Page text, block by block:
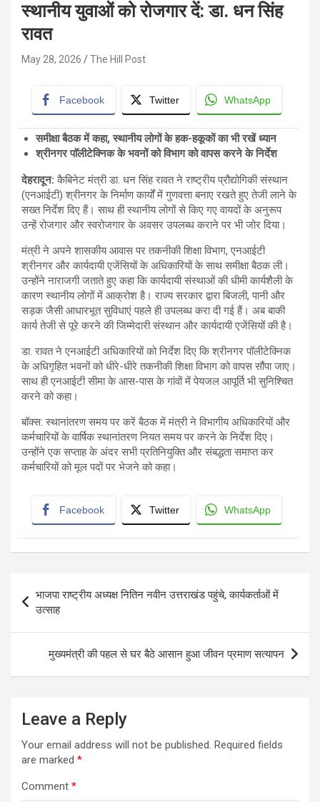
स्थानीय युवाओं को रोजगार दें: डा. धन सिंह
रावत
May 28, 2026 The Hill Post
Facebook Twitter WhatsApp
समीक्षा बैठक में कहा, स्थानीय लोगों के हक-हकूकों का भी रखें ध्यान
श्रीनगर पाॅलीटेक्निक के भवनों को विभाग को वापस करने के निर्देश
देहरादून: कैबिनेट मंत्री डा. धन सिंह रावत ने राष्ट्रीय प्रौद्योगिकी संस्थान
(एनआईटी) श्रीनगर के निर्माण कार्यों में गुणवत्ता बनाए रखते हुए तेजी लाने के
सख्त निर्देश दिए हैं। साथ ही स्थानीय लोगों से किए गए वायदों के अनुरूप
उन्हें रोजगार और स्वरोजगार के अवसर उपलब्ध कराने पर भी जोर दिया।
मंत्री ने अपने शासकीय आवास पर तकनीकी शिक्षा विभाग, एनआईटी
श्रीनगर और कार्यदायी एजेंसियों के अधिकारियों के साथ समीक्षा बैठक ली।
उन्होंने नाराजगी जताते हुए कहा कि कार्यदायी संस्थाओं की धीमी कार्यशैली के
कारण स्थानीय लोगों में आक्रोश है। राज्य सरकार द्वारा बिजली, पानी और
सड़क जैसी आधारभूत सुविधाएं पहले ही उपलब्ध करा दी गई हैं। अब बाकी
कार्य तेजी से पूरे करने की जिम्मेदारी संस्थान और कार्यदायी एजेंसियों की है।
डा. रावत ने एनआईटी अधिकारियों को निर्देश दिए कि श्रीनगर पॉलीटेक्निक
के अधिगृहित भवनों को धीरे-धीरे तकनीकी शिक्षा विभाग को वापस सौंपा जाए।
साथ ही एनआईटी सीमा के आस-पास के गांवों में पेयजल आपूर्ति भी सुनिश्चित
करने को कहा।
बॉक्स: स्थानांतरण समय पर करें बैठक में मंत्री ने विभागीय अधिकारियों और
कर्मचारियों के वार्षिक स्थानांतरण नियत समय पर करने के निर्देश दिए।
उन्होंने एक सप्ताह के अंदर सभी प्रतिनियुक्ति और संबद्धता समाप्त कर
कर्मचारियों को मूल पदों पर भेजने को कहा।
Facebook Twitter WhatsApp
navigation
भाजपा राष्ट्रीय अध्यक्ष नितिन नवीन उत्तराखंड पहुंचे, कार्यकर्ताओं में
उत्साह
मुख्यमंत्री की पहल से घर बैठे आसान हुआ जीवन प्रमाण सत्यापन
Leave a Reply
Your email address will not be published. Required fields
are marked *
Comment *